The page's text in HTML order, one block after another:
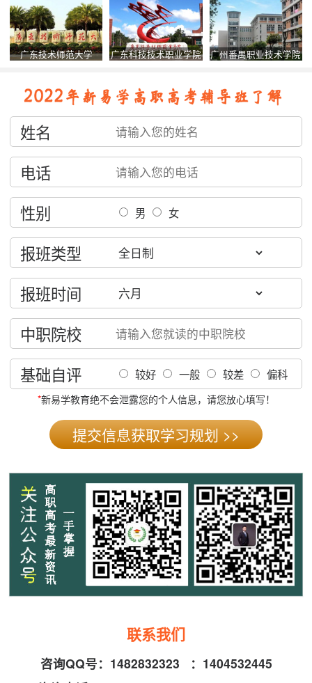
广东技术师范大学 广东科技技术职业学院 广州番禺职业技术学院
姓名
电话
性别
男 女
报班类型
报班时间
中职院校
基础自评
较好 一般 较差 偏科
*新易学教育绝不会泄露您的个人信息，请您放心填写！
联系我们
咨询QQ号： 1482832323 ： 1404532445